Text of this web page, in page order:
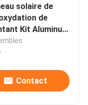
solaire de
de
Kit Aluminum
Contact